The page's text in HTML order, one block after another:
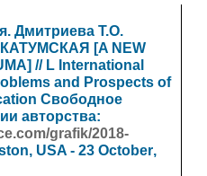
Дмитриева Т.О.
[A NEW
// L International
and Prospects of
Свободное
авторства:
grafik/2018-
USA - 23 October,